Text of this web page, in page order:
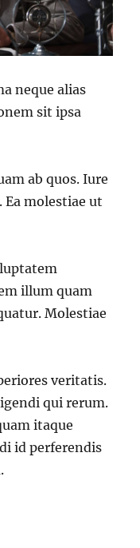
neque alias
sit ipsa
ab quos. Iure
Ea molestiae ut
illum quam
Molestiae
veritatis.
qui rerum.
itaque
id perferendis
labore